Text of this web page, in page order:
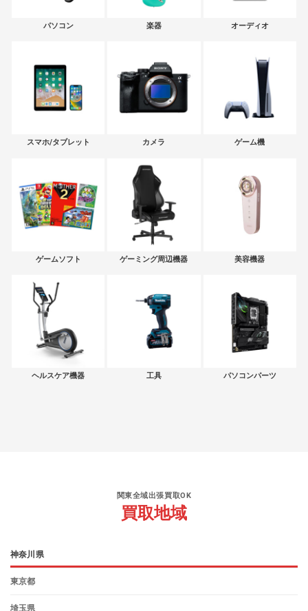
パソコン 楽器 オーディオ
スマホ/タブレット カメラ ゲーム機
ゲームソフト ゲーミング周辺機器 美容機器
ヘルスケア機器 工具 パソコンパーツ
関東全域出張買取OK
買取地域
神奈川県
東京都
埼玉県